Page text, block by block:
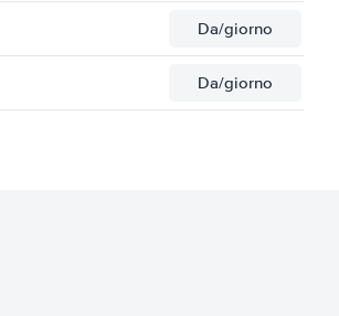
Da/giorno
Da/giorno